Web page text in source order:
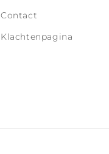
Contact
Klachtenpagina